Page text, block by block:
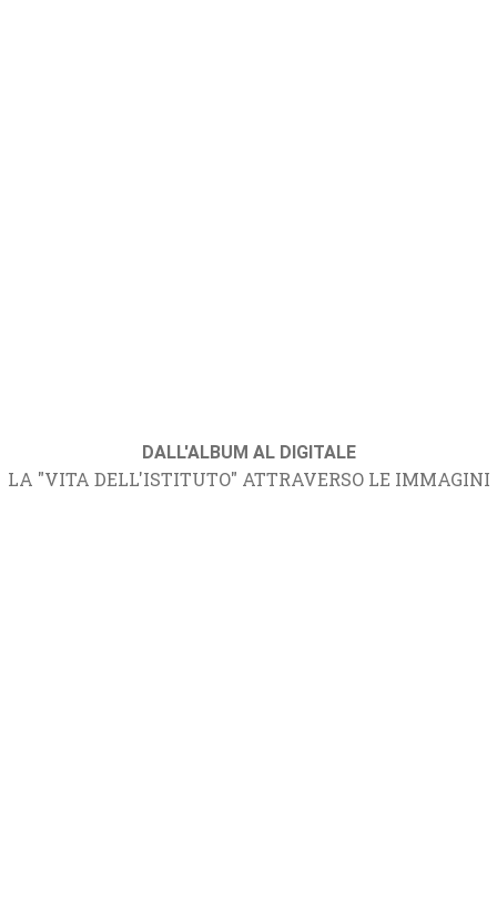
DALL'ALBUM AL DIGITALE
LA "VITA DELL'ISTITUTO" ATTRAVERSO LE IMMAGINI